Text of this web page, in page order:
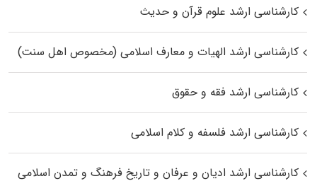
کارشناسی ارشد علوم قرآن و حدیث
کارشناسی ارشد الهیات و معارف اسلامی (مخصوص اهل سنت)
کارشناسی ارشد فقه و حقوق
کارشناسی ارشد فلسفه و کلام اسلامی
کارشناسی ارشد ادیان و عرفان و تاریخ فرهنگ و تمدن اسلامی